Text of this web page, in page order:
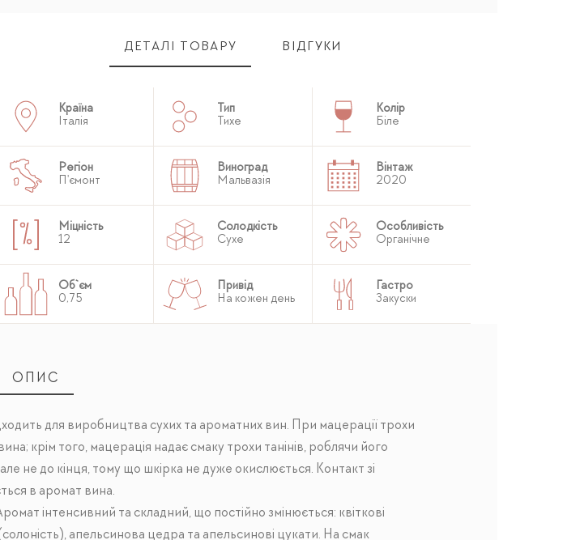
ДЕТАЛІ ТОВАРУ ВІДГУКИ
Країна
Італія
Тип
Тихе
Колір
Біле
Регіон
П'ємонт
Виноград
Мальвазія
Вінтаж
2020
Міцність
12
Солодкість
Сухе
Особливість
Органічне
Об`єм
0,75
Привід
На кожен день
Гастро
Закуски
ОПИС
для виробництва сухих та ароматних вин. При мацерації трохи
крім того, мацерація надає смаку трохи танінів, роблячи його
не до кінця, тому що шкірка не дуже окислюється. Контакт зі
в аромат вина.
інтенсивний та складний, що постійно змінюється: квіткові
(солоність), апельсинова цедра та апельсинові цукати. На смак